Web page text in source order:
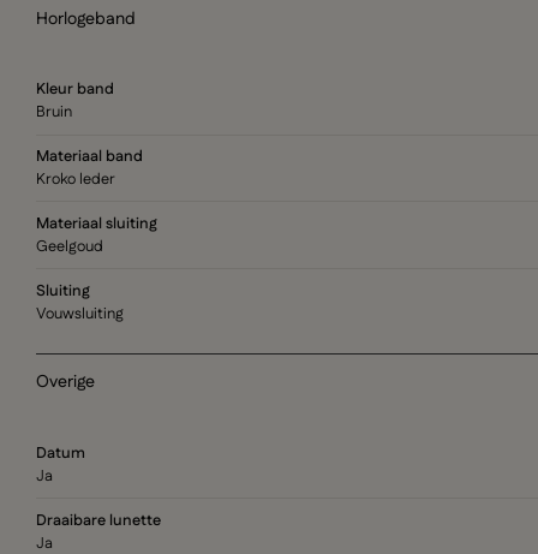
Horlogeband
Kleur band
Bruin
Materiaal band
Kroko leder
Materiaal sluiting
Geelgoud
Sluiting
Vouwsluiting
Overige
Datum
Ja
Draaibare lunette
Ja